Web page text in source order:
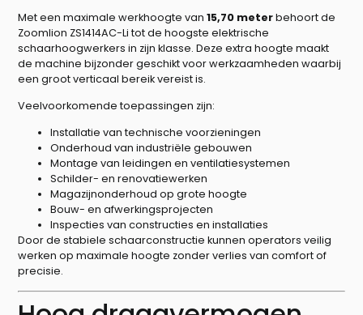
Met een maximale werkhoogte van15,70 meterbehoort de
Zoomlion ZS1414AC-Li tot de hoogste elektrische
schaarhoogwerkers in zijn klasse. Deze extra hoogte maakt
de machine bijzonder geschikt voor werkzaamheden waarbij
een groot verticaal bereik vereist is.
Veelvoorkomende toepassingen zijn:
Installatie van technische voorzieningen
Onderhoud van industriële gebouwen
Montage van leidingen en ventilatiesystemen
Schilder- en renovatiewerken
Magazijnonderhoud op grote hoogte
Bouw- en afwerkingsprojecten
Inspecties van constructies en installaties
Door de stabiele schaarconstructie kunnen operators veilig
werken op maximale hoogte zonder verlies van comfort of
precisie.